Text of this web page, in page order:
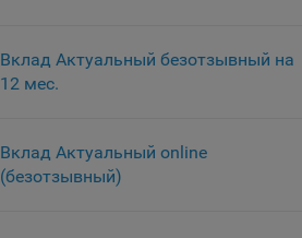
Вклад Актуальный безотзывный на
12 мес.
Вклад Актуальный online
(безотзывный)